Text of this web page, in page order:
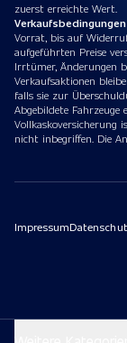
zuerst erreichte Wert.
Vorrat, bis auf
aufgeführten Preise
Irrtümer, Änderungen
Verkaufsaktionen
falls sie zur
Abgebildete
Vollkaskoversicherung
nicht inbegriffen. Die
Impressum